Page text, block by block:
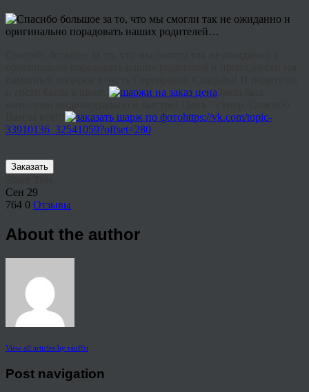
https://vk.com/topic-
33910136_32541059?offset=280
Заказать
Сен 29
764 0 Отзывы
About the author
View all articles by rauffri
Post navigation